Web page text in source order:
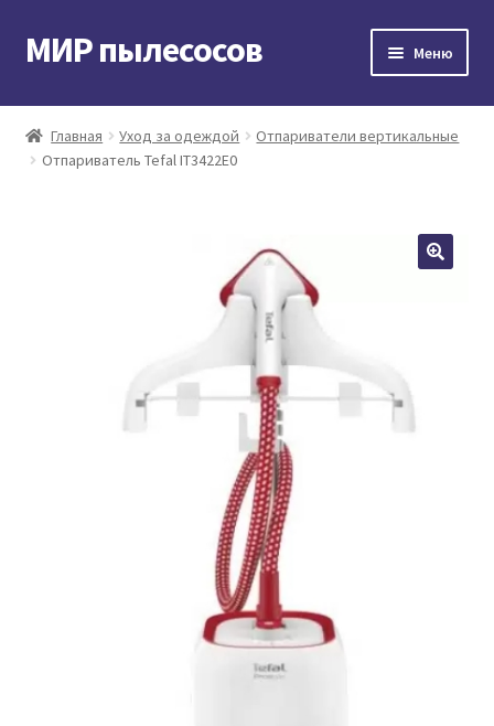
Перейти
к
Перейти
к
МИР пылесосов Меню
Главная
Мой аккаунт
Главная Уход за одеждой
Отпариватели вертикальные
Oтпариватель Tefal IT3422E0